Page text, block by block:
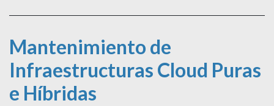
Mantenimiento de
Infraestructuras Cloud Puras
e Híbridas